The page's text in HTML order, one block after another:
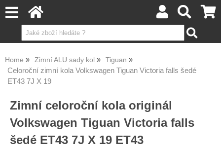
Home Zimní ALU sady kol Tiguan
Celoroční zimní kola Volkswagen Tiguan Victoria falls šedé
ET43 7J X 19
Zimní celoroční kola originál
Volkswagen Tiguan Victoria falls
šedé ET43 7J X 19 ET43